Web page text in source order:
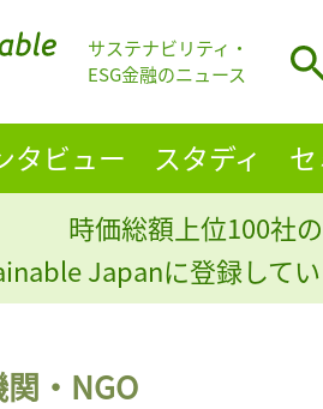
サステナビリティ・
ESG金融のニュース
タビュー スタディ
時価総額上位100社
Japanに登録して
・NGO